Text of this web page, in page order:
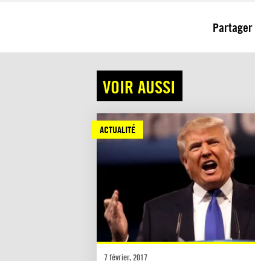
Partager
VOIR AUSSI
ACTUALITÉ
7 février, 2017